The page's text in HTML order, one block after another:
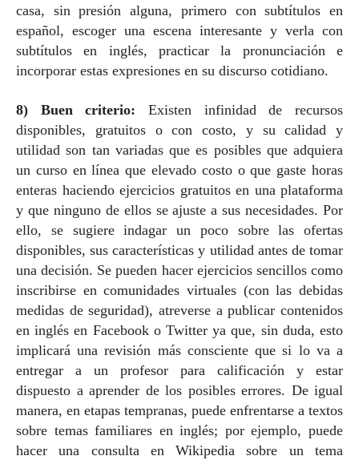
casa, sin presión alguna, primero con subtítulos en
español, escoger una escena interesante y verla con
subtítulos en inglés, practicar la pronunciación e
incorporar estas expresiones en su discurso cotidiano.
8) Buen criterio: Existen infinidad de recursos
disponibles, gratuitos o con costo, y su calidad y
utilidad son tan variadas que es posibles que adquiera
un curso en línea que elevado costo o que gaste horas
enteras haciendo ejercicios gratuitos en una plataforma
y que ninguno de ellos se ajuste a sus necesidades. Por
ello, se sugiere indagar un poco sobre las ofertas
disponibles, sus características y utilidad antes de tomar
una decisión. Se pueden hacer ejercicios sencillos como
inscribirse en comunidades virtuales (con las debidas
medidas de seguridad), atreverse a publicar contenidos
en inglés en Facebook o Twitter ya que, sin duda, esto
implicará una revisión más consciente que si lo va a
entregar a un profesor para calificación y estar
dispuesto a aprender de los posibles errores. De igual
manera, en etapas tempranas, puede enfrentarse a textos
sobre temas familiares en inglés; por ejemplo, puede
hacer una consulta en Wikipedia sobre un tema